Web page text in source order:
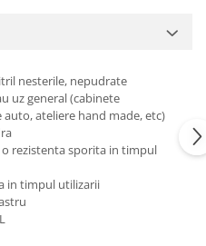
nesterile, nepudrate
uz general (cabinete
ateliere hand made, etc)
rezistenta sporita in timpul
in timpul utilizarii